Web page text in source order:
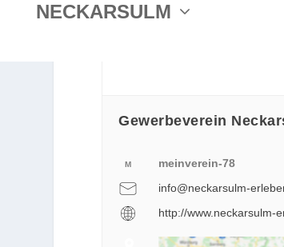
NECKARSULM
Gewerbeverein
M
meinverein-78
info@neckarsulm-
http://www.neckarsulm-